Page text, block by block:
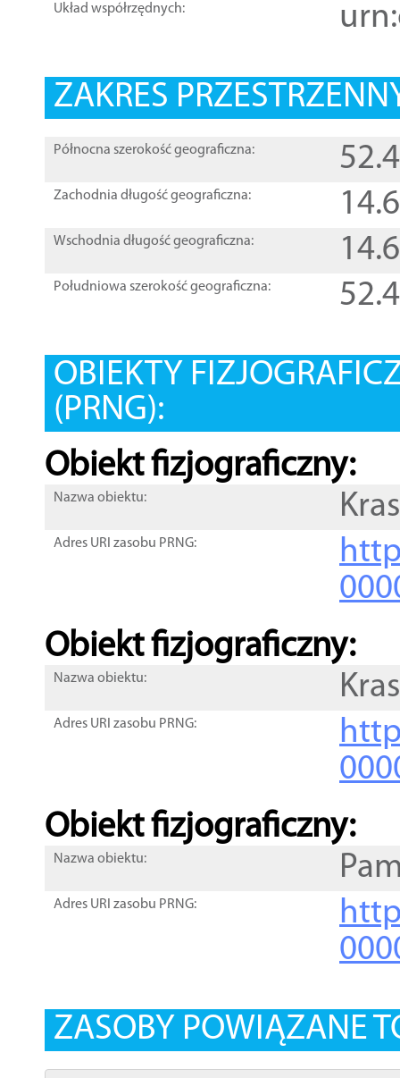
Układ współrzędnych:
ZAKRES
Północna szerokość geograficzna:
Zachodnia długość geograficzna:
Wschodnia długość geograficzna:
Południowa szerokość geograficzna:
OBIEKTY
(PRNG):
Obiekt fizjograficzny:
Nazwa obiektu:
Adres URI zasobu PRNG:
Obiekt fizjograficzny:
Nazwa obiektu:
Adres URI zasobu PRNG:
Obiekt fizjograficzny:
Nazwa obiektu:
Adres URI zasobu PRNG:
ZASOBY POWIĄZANE